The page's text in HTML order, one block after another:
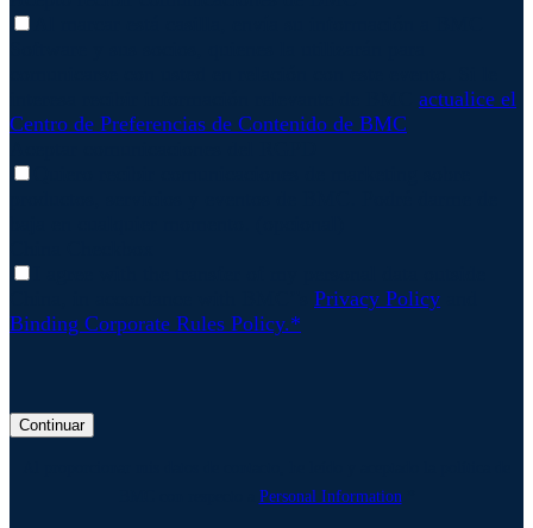
actualice el
Centro de Preferencias de Contenido de BMC
Privacy Policy
Binding Corporate Rules Policy.*
Continuar
Personal Information.*